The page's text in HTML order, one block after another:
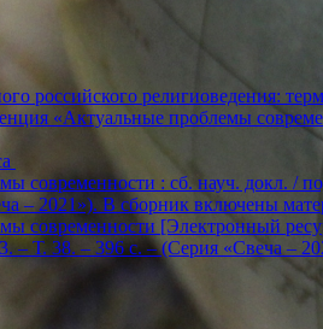
российского религиоведения:
«Актуальные проблемы
современности : сб. науч.
– 2021»). В сборник включены
современности [Электронный
Т. 38. – 396 с. – (Серия «Свеча –